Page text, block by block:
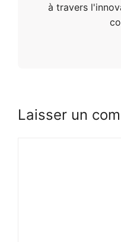
à travers
Laisser un